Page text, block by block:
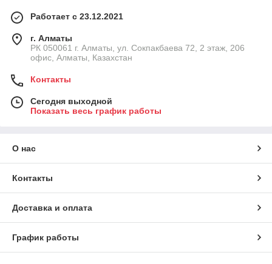
Работает с 23.12.2021
г. Алматы
РК 050061 г. Алматы, ул. Сокпакбаева 72, 2 этаж, 206
офис, Алматы, Казахстан
Контакты
Сегодня выходной
Показать весь график работы
О нас
Контакты
Доставка и оплата
График работы